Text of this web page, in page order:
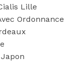
Lille
Ordonnance